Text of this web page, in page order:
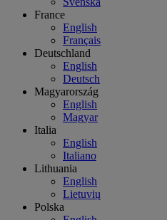
France
English
Français
Deutschland
English
Deutsch
Magyarország
English
Magyar
Italia
English
Italiano
Lithuania
English
Lietuvių
Polska